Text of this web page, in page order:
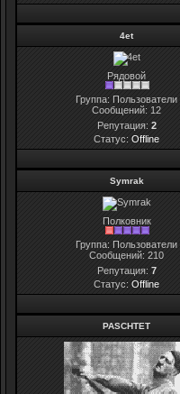
4et
Рядовой
Группа: Пользователи
Сообщений: 12
Репутация: 2
Статус:Offline
Symrak
Полковник
Группа: Пользователи
Сообщений:210
Репутация: 7
Статус:Offline
PASCHTET